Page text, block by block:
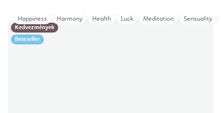
Kedvezmények
Bestseller
Happiness Harmony Health Luck Meditation Sensuality